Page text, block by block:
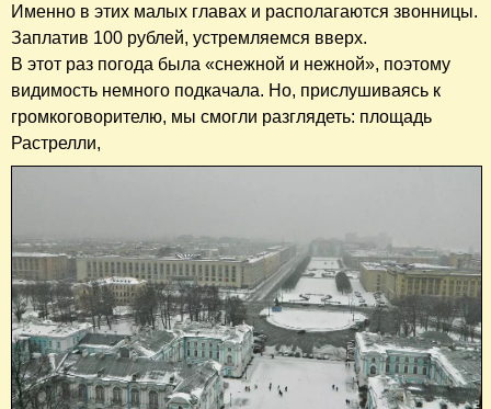
Именно в этих малых главах и располагаются звонницы.
Заплатив 100 рублей, устремляемся вверх.
В этот раз погода была «снежной и нежной», поэтому
видимость немного подкачала. Но, прислушиваясь к
громкоговорителю, мы смогли разглядеть: площадь
Растрелли,